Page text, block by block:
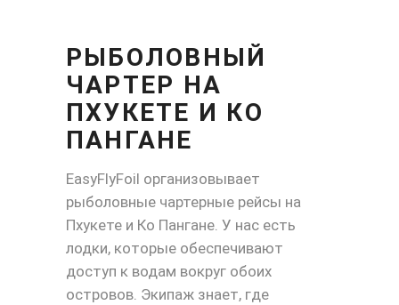
РЫБОЛОВНЫЙ
ЧАРТЕР НА
ПХУКЕТЕ И КО
ПАНГАНЕ
EasyFlyFoil организовывает
рыболовные чартерные рейсы на
Пхукете и Ко Пангане. У нас есть
лодки, которые обеспечивают
доступ к водам вокруг обоих
островов. Экипаж знает, где